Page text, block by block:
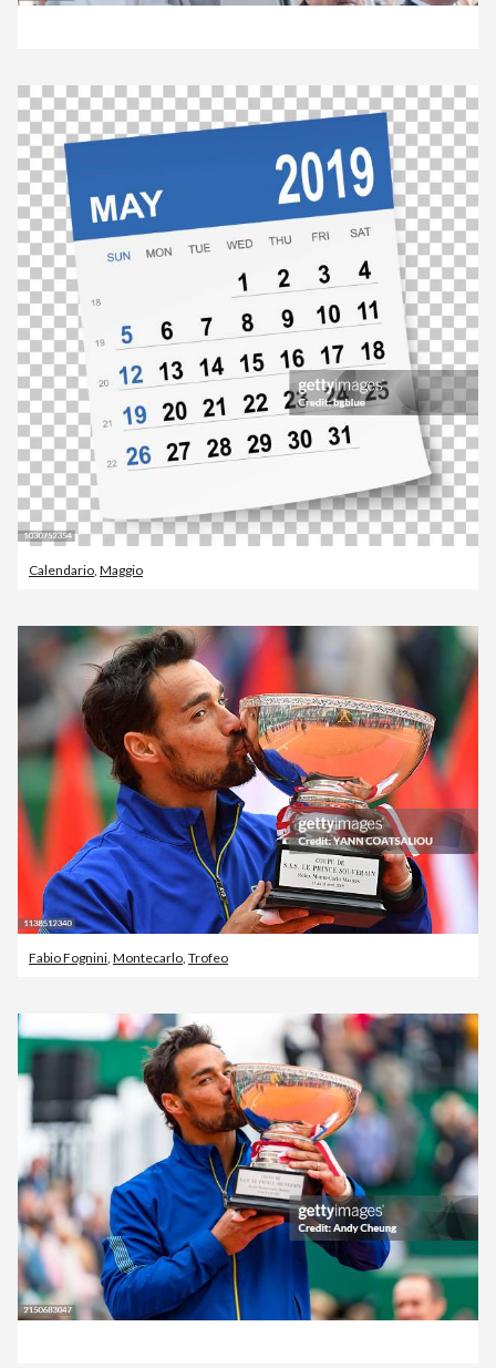
Calendario, Maggio
Fabio Fognini Montecarlo Trofeo